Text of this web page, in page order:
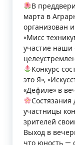
В
марта в
организован
«Мисс
участие наши
Конкурс
это Я»,
«Дефиле» в
участницы
зрителей
Выход в
что юность —